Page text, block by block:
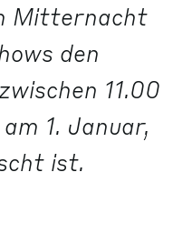
Mitternacht
den
11.00
1. Januar,
ist.